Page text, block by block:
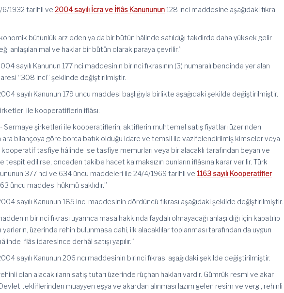
6/1932 tarihli ve2004 sayılı İcra ve İflâs Kanununun 128 inci maddesine aşağıdaki fıkra
bütünlük arz eden ya da bir bütün hâlinde satıldığı takdirde daha yüksek gelir
anlaşılan mal ve haklar bir bütün olarak paraya çevrilir.”
sayılı Kanunun 177 nci maddesinin birinci fıkrasının (3) numaralı bendinde yer alan
“308 inci” şeklinde değiştirilmiştir.
sayılı Kanunun 179 uncu maddesi başlığıyla birlikte aşağıdaki şekilde değiştirilmiştir.
ile kooperatiflerin iflâsı:
Sermaye şirketleri ile kooperatiflerin, aktiflerin muhtemel satış fiyatları üzerinden
ara bilançoya göre borca batık olduğu idare ve temsil ile vazifelendirilmiş kimseler veya
tasfiye hâlinde ise tasfiye memurları veya bir alacaklı tarafından beyan ve
tespit edilirse, önceden takibe hacet kalmaksızın bunların iflâsına karar verilir. Türk
377 nci ve 634 üncü maddeleri ile 24/4/1969 tarihli ve 1163 sayılı Kooperatifler
63 üncü maddesi hükmü saklıdır.”
sayılı Kanunun 185 inci maddesinin dördüncü fıkrası aşağıdaki şekilde değiştirilmiştir.
birinci fıkrası uyarınca masa hakkında faydalı olmayacağı anlaşıldığı için kapatılıp
üzerinde rehin bulunmasa dahi, ilk alacaklılar toplanması tarafından da uygun
iflâs idaresince derhâl satışı yapılır.”
sayılı Kanunun 206 ncı maddesinin birinci fıkrası aşağıdaki şekilde değiştirilmiştir.
olan alacaklıların satış tutarı üzerinde rüçhan hakları vardır. Gümrük resmi ve akar
tekliflerinden muayyen eşya ve akardan alınması lazım gelen resim ve vergi, rehinli